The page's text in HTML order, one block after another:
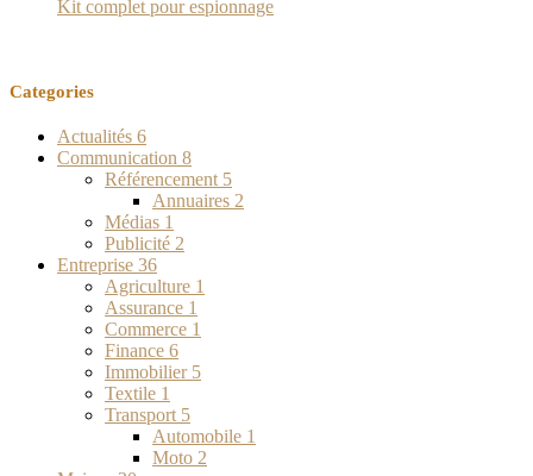
Kit complet pour espionnage
Categories
Actualités 6
Communication 8
Référencement 5
Annuaires 2
Médias 1
Publicité 2
Entreprise 36
Agriculture 1
Assurance 1
Commerce 1
Finance 6
Immobilier 5
Textile 1
Transport 5
Automobile 1
Moto 2